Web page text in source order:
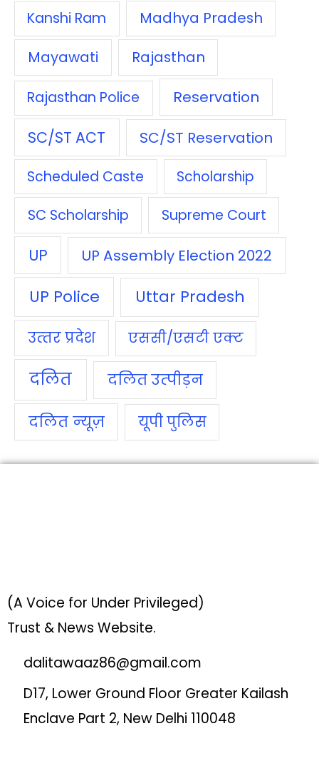
Kanshi Ram
Madhya Pradesh
Mayawati
Rajasthan
Rajasthan Police Reservation
SC/ST ACT SC/ST Reservation
Scheduled Caste Scholarship
SC Scholarship Supreme Court
UP UP Assembly Election 2022
UP Police Uttar Pradesh
उत्‍तर प्रदेश एससी/एसटी एक्‍ट
दलित दलित उत्‍पीड़न
दलित न्‍यूज़ यूपी पुलिस
(A Voice for Under Privileged)
Trust & News Website.
dalitawaaz86@gmail.com
D17, Lower Ground Floor Greater Kailash
Enclave Part 2, New Delhi 110048